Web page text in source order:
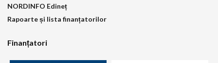
NORDINFO Edineț
Rapoarte și lista finanțatorilor
Finanțatori